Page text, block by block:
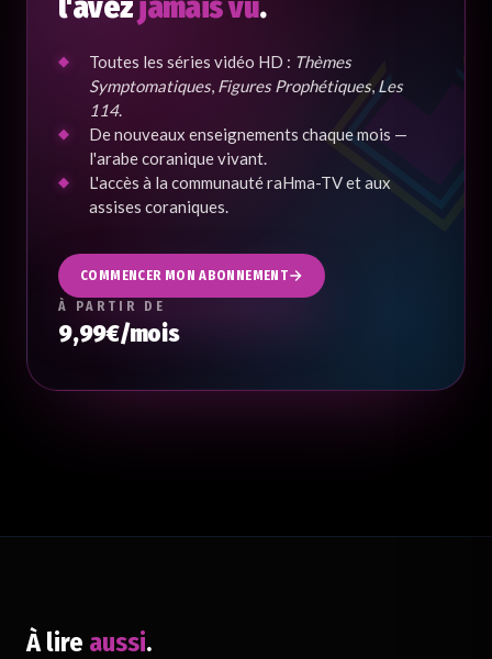
Toutes les séries vidéo HD : Thèmes
Symptomatiques, Figures Prophétiques, Les
114.
De nouveaux enseignements chaque mois —
l'arabe coranique vivant.
L'accès à la communauté raHma-TV et aux
assises coraniques.
COMMENCER MON ABONNEMENT
À PARTIR DE
9,99€/mois
À lire aussi.